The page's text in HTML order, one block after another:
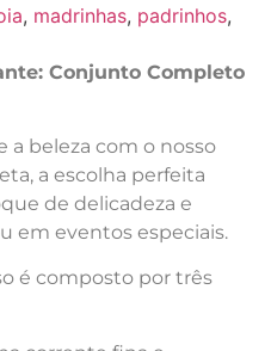
, madrinhas, padrinhos,
Conjunto Completo
a beleza com o nosso
a escolha perfeita
de delicadeza e
em eventos especiais.
é composto por três